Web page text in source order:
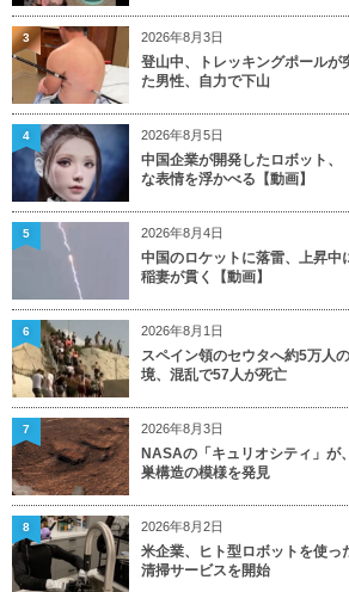
2026年8月3日
登山中、トレッキングポールが
た男性、自力で下山
3
2026年8月5日
中国企業が開発したロボット、
な表情を浮かべる【動画】
4
2026年8月4日
中国のロケットに落雷、上昇中
稲妻が貫く【動画】
5
2026年8月1日
スペイン領のセウタへ約5万人
境、混乱で57人が死亡
6
2026年8月3日
NASAの「キュリオシティ」が
巣構造の模様を発見
7
2026年8月2日
米企業、ヒト型ロボットを使っ
清掃サービスを開始
8